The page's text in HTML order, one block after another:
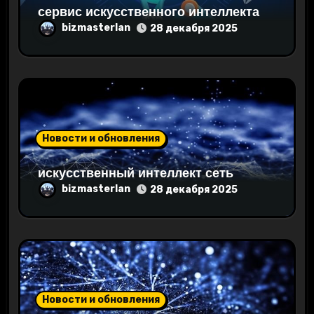
с
я
м
сервис искусственного интеллекта
bizmasterlan 28 декабря 2025
Новости и обновления
искусственный интеллект сеть
bizmasterlan 28 декабря 2025
Новости и обновления